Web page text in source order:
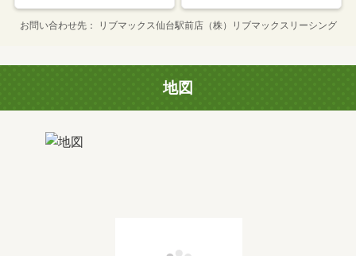
お問い合わせ先 リブマックス仙台駅前店（株）リブマックスリーシング
地図